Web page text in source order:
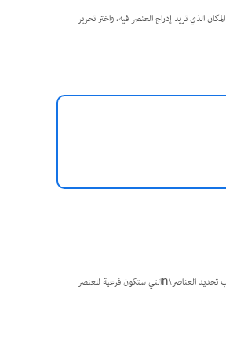
لنسخ أو قص عنصر، حدد العنصر أو\nالعناصر في لوحة البنية، ثم اختر تحرير >\nنسخ أو تحرير > قص. حدد العنصر الموجود مباشرة فوق\nالمكان الذي تريد إدراج العنصر فيه، واختر تحرير
أدرج عنصراً أساسياً في لوحة البنية\nللحفاظ على بنية XML الصحيحة أو تنظيم المحتوى بشكل أفضل. قبل\nأن تتمكن من إدراج عنصر أساسي جديد، يجب تحديد العناصر\nالتي ستكون فرعية للعنصر